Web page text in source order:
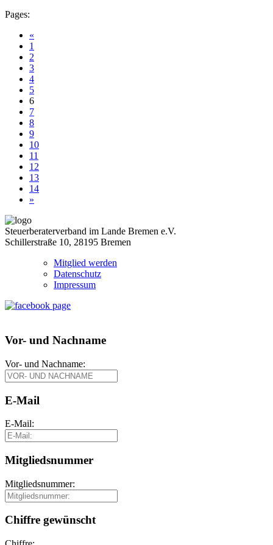
Pages:
«
1
2
3
4
5
6
7
8
9
10
11
12
13
14
»
Steuerberaterverband im Lande Bremen e.V.
Schillerstraße 10, 28195 Bremen
Mitglied werden
Datenschutz
Impressum
Vor- und Nachname
Vor- und Nachname:
E-Mail
E-Mail:
Mitgliedsnummer
Mitgliedsnummer:
Chiffre gewünscht